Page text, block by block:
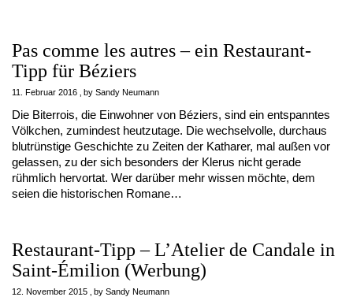
Pas comme les autres – ein Restaurant-
Tipp für Béziers
11. Februar 2016 by Sandy Neumann
Die Biterrois, die Einwohner von Béziers, sind ein entspanntes
Völkchen, zumindest heutzutage. Die wechselvolle, durchaus
blutrünstige Geschichte zu Zeiten der Katharer, mal außen vor
gelassen, zu der sich besonders der Klerus nicht gerade
rühmlich hervortat. Wer darüber mehr wissen möchte, dem
seien die historischen Romane…
Restaurant-Tipp – L’Atelier de Candale in
Saint-Émilion (Werbung)
12. November 2015 by Sandy Neumann